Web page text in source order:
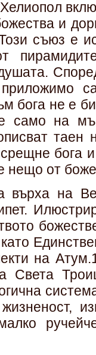
и
съюз е
бога не е
на
таен
бога
нещо от
върха на
на
Света